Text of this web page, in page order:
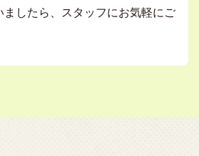
ましたら、スタッフにお気軽にご